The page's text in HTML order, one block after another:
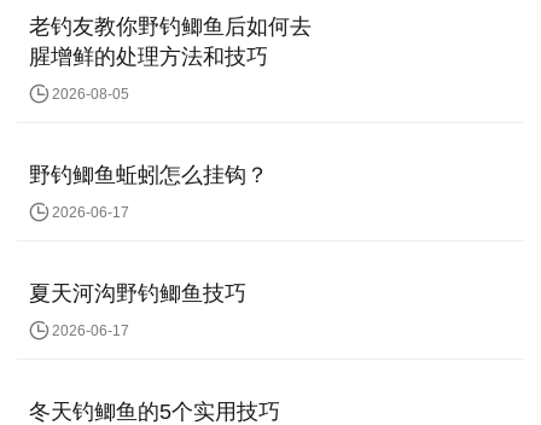
老钓友教你野钓鲫鱼后如何去
腥增鲜的处理方法和技巧
2026-08-05
野钓鲫鱼蚯蚓怎么挂钩？
2026-06-17
夏天河沟野钓鲫鱼技巧
2026-06-17
冬天钓鲫鱼的5个实用技巧